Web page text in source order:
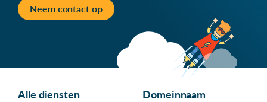
Neem contact op
Alle diensten Domeinnaam